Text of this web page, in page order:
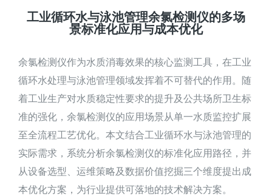
工业循环水与泳池管理余氯检测仪的多场
景标准化应用与成本优化
余氯检测仪作为水质消毒效果的核心监测工具，在工业
循环水处理与泳池管理领域发挥着不可替代的作用。随
着工业生产对水质稳定性要求的提升及公共场所卫生标
准的强化，余氯检测仪的应用场景从单一水质监控扩展
至全流程工艺优化。本文结合工业循环水与泳池管理的
实际需求，系统分析余氯检测仪的标准化应用路径，并
从设备选型、运维策略及数据价值挖掘三个维度提出成
本优化方案，为行业提供可落地的技术解决方案。